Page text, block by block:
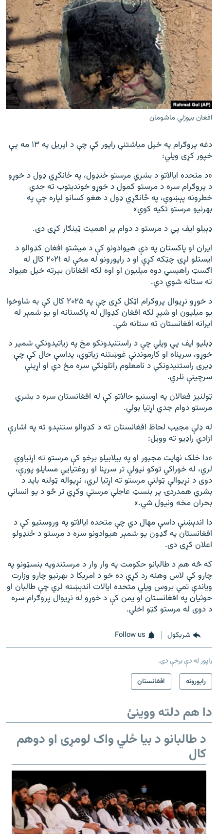
افغان بیوزلي ماشومان
دغه پروګرام په خپل میاشتني راپور کې چې د اپریل په ۱۳ مه یې
خپور کړی ویلي:
«د متحده ایالاتو د بشري مرستو ځنډول، په ځانګړي ډول د خوړو
د پروګرام سره د مرستو کمول د خوړو خوندیتوب ته جدي
خطرونه پېښوي، په ځانګړي ډول د هغو کسانو لپاره چې په
بهرنیو مرستو تکیه کوي»
ډبیلو ایف پي د مرستو د دوام پر اهمیت ټینګار کړی دی.
ایران او پاکستان په دې هیوادونو کې د میشتو افغان کډوالو د
ایستلو لړۍ چټکه کړې او د راپورونو له مخې له ۲۰۲۱ کال له
اګسټ راهیسي دوه میلیون او اوه لکه افغانان بیرته خپل هیواد
ته ستانه شوي دي.
د خوړو نړیوال پروګرام اټکل کړی چې په ۲۰۲۵ کال کې به شاوخوا
یو میلیون او شپږ لکه افغان کډوال له پاکستانه او یو شمېر له
ایرانه افغانستان ته ستانه شي.
ډبلیو ایف پي ویلي چې د راستنیدونکو مخ په زیاتیدونکي شمیر د
خوړو، سرپناه او کارموندنې غوښتنه زیاتوي، پداسې حال کې چې
ډیری راستنیدونکي د نامعلوم راتلونکي سره مخ دي او اړینې
سرچینې نلري.
ټولنیز فعالان په اوسنیو حالاتو کې له افغانستان سره د بشري
مرستو دوام جدي اړتیا بولي.
له ډلې مجیب لحاظ افغانستان ته د کډوالو ستنېدو ته په اشارې
ازادي راډيو ته وویل:
«دا خلک نهایت مجبور او په بیلابیلو برخو کې مرستو ته اړتیاوې
لري، له خوراکي توکو نیولې تر سرپنا او روغتیايي مسایلو پورې،
دوی د نړیوالې ټولنې مرستو ته اړتیا لري، نړیواله ټولنه باید د
بشري همدردۍ پر بنسټ عاجلې مرستې وکړي تر څو د یو انساني
بحران مخه ونیول شي.»
دا اندېښنې داسې مهال دي چې متحده ایالاتو په وروستیو کې د
افغانستان په ګډون یو شمېر هیوادونو سره د مرستو د ځنډولو
اعلان کړی دی.
که څه هم د طالبانو حکومت په وار وار د مرستندویه بنسټونو په
چارو کې لاس وهنه رد کړې ده خو د امریکا د بهرنیو چارو وزارت
ویاندې تمي بروس ویلي متحده ایالات اندېښنه لري چې طالبان او
حوثیان په افغانستان او یمن کې د خوړو له نړیوال پروګرام سره
د دوی له مرستو ګټو اخلي.
شريکول Follow us
راپور له دې برخې دی.
راپورونه
افغانستان
دا هم دلته ووینئ
د طالبانو د بیا ځلي واک لومړی او دوهم
کال